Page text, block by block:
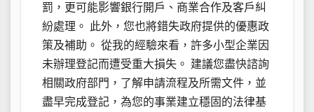
罰，更可能影響銀行開戶、商業合作及客戶糾
紛處理。 此外，您也將錯失政府提供的優惠政
策及補助。 從我的經驗來看，許多小型企業因
未辦理登記而遭受重大損失。 建議您盡快諮詢
相關政府部門，了解申請流程及所需文件，並
盡早完成登記，為您的事業建立穩固的法律基